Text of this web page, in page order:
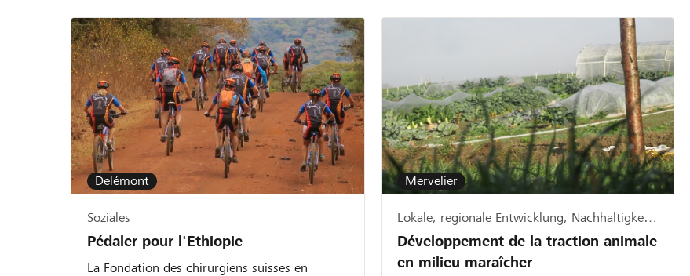
Delémont
Soziales
Pédaler pour l'Ethiopie
La Fondation des chirurgiens suisses en
Mervelier
Lokale, regionale Entwicklung, Nachhaltigkeit & Ökologie
Développement de la traction animale
en milieu maraîcher